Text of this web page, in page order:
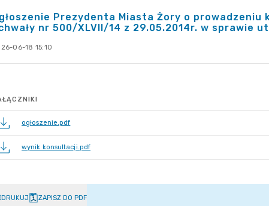
Prezydenta Miasta Żory o
nr 500/XLVII/14 z 29.05.2014r. w sprawie
06-18 15:10
ogłoszenie.pdf
wynik konsultacji.pdf
DRUKUJ ZAPISZ DO PDF